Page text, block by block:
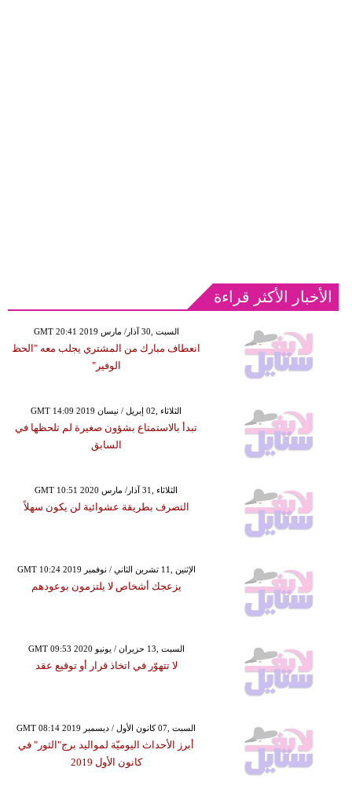
الأخبار الأكثر قراءة
GMT 20:41 2019 السبت ,30 آذار/ مارس
انعطاف مبارك من المشتري يجلب معه "الحظ
الوفير"
GMT 14:09 2019 الثلاثاء ,02 إبريل / نيسان
تبدأ بالاستمتاع بشؤون صغيرة لم تلحظها في
السابق
GMT 10:51 2020 الثلاثاء ,31 آذار/ مارس
التصرف بطريقة عشوائية لن يكون سهلاً
GMT 10:24 2019 الإثنين ,11 تشرين الثاني / نوفمبر
يزعجك أشخاص لا يلتزمون بوعودهم
GMT 09:53 2020 السبت ,13 حزيران / يونيو
لا تتهوّر في اتخاذ قرار أو توقيع عقد
GMT 08:14 2019 السبت ,07 كانون الأول / ديسمبر
أبرز الأحداث اليوميّة لمواليد برج"الثور" في
كانون الأول 2019